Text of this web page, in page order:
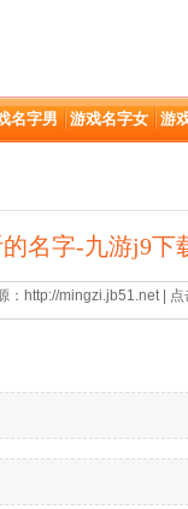
名字男 游戏名字女 游
名字-九游j9下
：http://mingzi.jb51.net |